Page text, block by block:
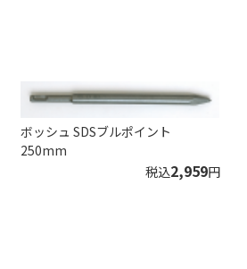
ボッシュ SDSブルポイント
250mm
税込2,959円